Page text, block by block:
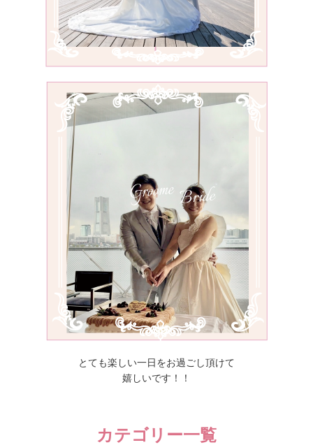
とても楽しい一日をお過ごし頂けて
嬉しいです！！
カテゴリー一覧